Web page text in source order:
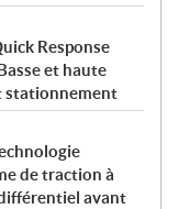
Response
et haute
stationnement
de traction à
avant